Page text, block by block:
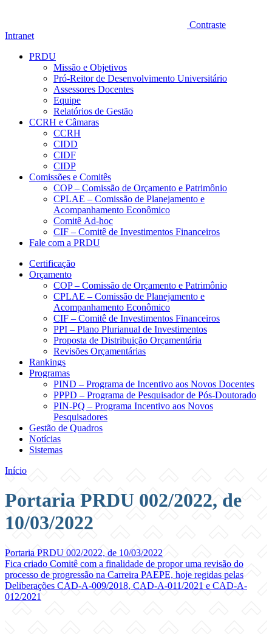
Contraste
Intranet
PRDU
Missão e Objetivos
Pró-Reitor de Desenvolvimento Universitário
Assessores Docentes
Equipe
Relatórios de Gestão
CCRH e Câmaras
CCRH
CIDD
CIDF
CIDP
Comissões e Comitês
COP – Comissão de Orçamento e Patrimônio
CPLAE – Comissão de Planejamento e
Acompanhamento Econômico
Comitê Ad-hoc
CIF – Comitê de Investimentos Financeiros
Fale com a PRDU
Certificação
Orçamento
COP – Comissão de Orçamento e Patrimônio
CPLAE – Comissão de Planejamento e
Acompanhamento Econômico
CIF – Comitê de Investimentos Financeiros
PPI – Plano Plurianual de Investimentos
Proposta de Distribuição Orçamentária
Revisões Orçamentárias
Rankings
Programas
PIND – Programa de Incentivo aos Novos Docentes
PPPD – Programa de Pesquisador de Pós-Doutorado
PIN-PQ – Programa Incentivo aos Novos
Pesquisadores
Gestão de Quadros
Notícias
Sistemas
Início
Portaria PRDU 002/2022, de
10/03/2022
Portaria PRDU 002/2022, de 10/03/2022
Fica criado Comitê com a finalidade de propor uma revisão do
processo de progressão na Carreira PAEPE, hoje regidas pelas
Deliberações CAD-A-009/2018, CAD-A-011/2021 e CAD-A-
012/2021